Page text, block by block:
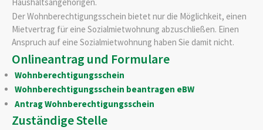
Der Wohnberechtigungsschein bietet nur die Möglichkeit, einen
Mietvertrag für eine Sozialmietwohnung abzuschließen. Einen
Anspruch auf eine Sozialmietwohnung haben Sie damit nicht.
Onlineantrag und Formulare
Wohnberechtigungsschein
Wohnberechtigungsschein beantragen eBW
Antrag Wohnberechtigungsschein
Zuständige Stelle